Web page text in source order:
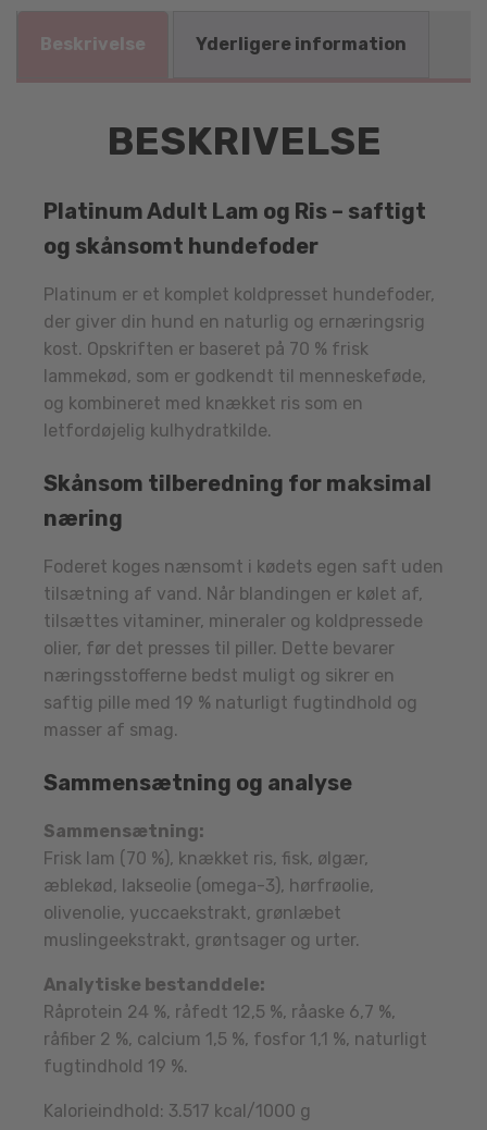
Beskrivelse Yderligere information
BESKRIVELSE
Platinum Adult Lam og Ris – saftigt
og skånsomt hundefoder
Platinum er et komplet koldpresset hundefoder,
der giver din hund en naturlig og ernæringsrig
kost. Opskriften er baseret på 70 % frisk
lammekød, som er godkendt til menneskeføde,
og kombineret med knækket ris som en
letfordøjelig kulhydratkilde.
Skånsom tilberedning for maksimal
næring
Foderet koges nænsomt i kødets egen saft uden
tilsætning af vand. Når blandingen er kølet af,
tilsættes vitaminer, mineraler og koldpressede
olier, før det presses til piller. Dette bevarer
næringsstofferne bedst muligt og sikrer en
saftig pille med 19 % naturligt fugtindhold og
masser af smag.
Sammensætning og analyse
Sammensætning:
Frisk lam (70 %), knækket ris, fisk, ølgær,
æblekød, lakseolie (omega-3), hørfrøolie,
olivenolie, yuccaekstrakt, grønlæbet
muslingeekstrakt, grøntsager og urter.
Analytiske bestanddele:
Råprotein 24 %, råfedt 12,5 %, råaske 6,7 %,
råfiber 2 %, calcium 1,5 %, fosfor 1,1 %, naturligt
fugtindhold 19 %.
Kalorieindhold: 3.517 kcal/1000 g